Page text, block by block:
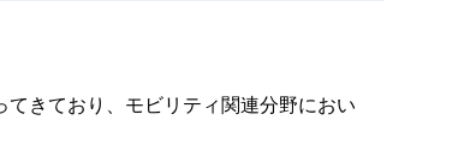
きており、モビリティ関連分野におい